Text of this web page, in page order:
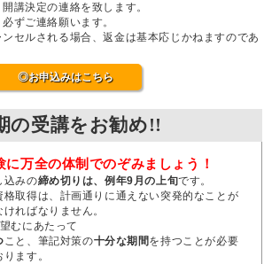
講決定の連絡を致します。
ずご連絡願います。
ンセルされる場合、返金は基本応じかねますのであ
◎お申込みはこちら
の受講をお勧め!!
万全の体制でのぞみましょう！
込みの締め切りは、例年9月の上旬です。
格取得は、計画通りに通えない突発的なことが
ればなりません。
むにあたって
こと、筆記対策の十分な期間を持つことが必要
ます。